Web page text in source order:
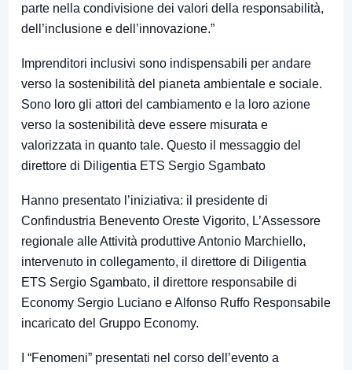
parte nella condivisione dei valori della responsabilità,
dell’inclusione e dell’innovazione.”
Imprenditori inclusivi sono indispensabili per andare
verso la sostenibilità del pianeta ambientale e sociale.
Sono loro gli attori del cambiamento e la loro azione
verso la sostenibilità deve essere misurata e
valorizzata in quanto tale. Questo il messaggio del
direttore di Diligentia ETS Sergio Sgambato
Hanno presentato l’iniziativa: il presidente di
Confindustria Benevento Oreste Vigorito, L’Assessore
regionale alle Attività produttive Antonio Marchiello,
intervenuto in collegamento, il direttore di Diligentia
ETS Sergio Sgambato, il direttore responsabile di
Economy Sergio Luciano e Alfonso Ruffo Responsabile
incaricato del Gruppo Economy.
I “Fenomeni” presentati nel corso dell’evento a